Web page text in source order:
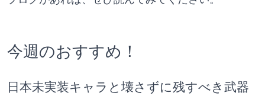
今週のおすすめ！
日本未実装キャラと壊さずに残すべき武器